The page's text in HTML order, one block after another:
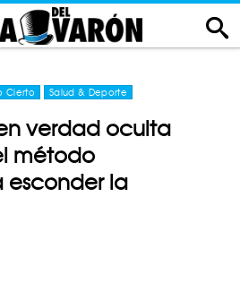
Cierto Salud & Deporte
verdad oculta
método
esconder la